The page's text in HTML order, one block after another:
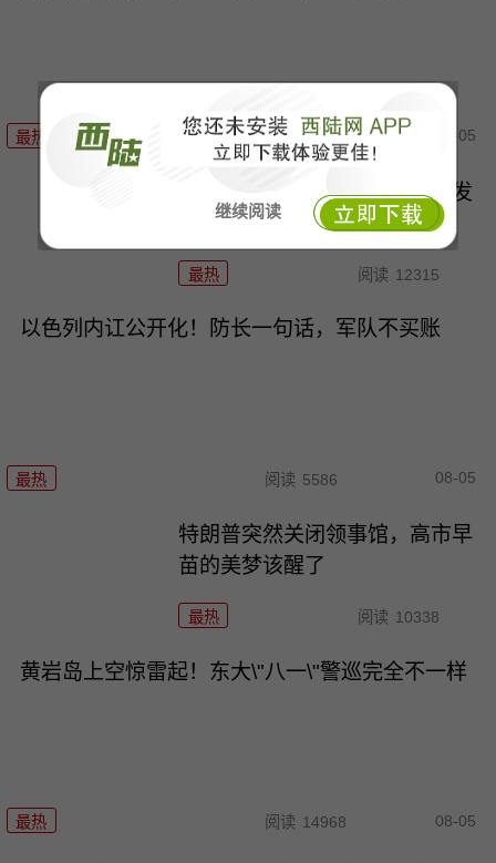
继续阅读
最热 阅读 12536 08-05
印度满世界绕了一大圈，最后发
现还是中国好？
最热 阅读 12315
以色列内讧公开化！防长一句话，军队不买账
最热 阅读 5586 08-05
特朗普突然关闭领事馆，高市早
苗的美梦该醒了
最热 阅读 10338
黄岩岛上空惊雷起！东大\"八一\"警巡完全不一样
最热 阅读 14968 08-05